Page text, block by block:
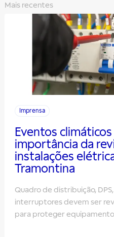
Mais recentes
Imprensa
Eventos
importância da
instalações
Tramontina
Quadro de distribuição,
interruptores devem ser
para proteger